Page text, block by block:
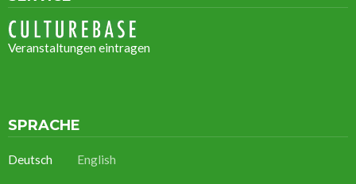
Veranstaltungen eintragen
SPRACHE
Deutsch English